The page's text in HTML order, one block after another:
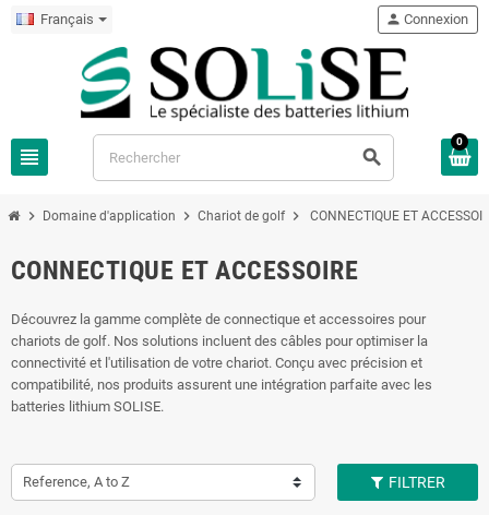
Français
view_headline search
person Connexion
0
chevron_right Domaine d'application chevron_right Chariot de golf chevron_right CONNECTIQUE ET
CONNECTIQUE ET ACCESSOIRE
Découvrez la gamme complète de connectique et accessoires pour
chariots de golf. Nos solutions incluent des câbles pour optimiser la
connectivité et l'utilisation de votre chariot. Conçu avec précision et
compatibilité, nos produits assurent une intégration parfaite avec les
batteries lithium SOLISE.
Reference, A to Z FILTRER